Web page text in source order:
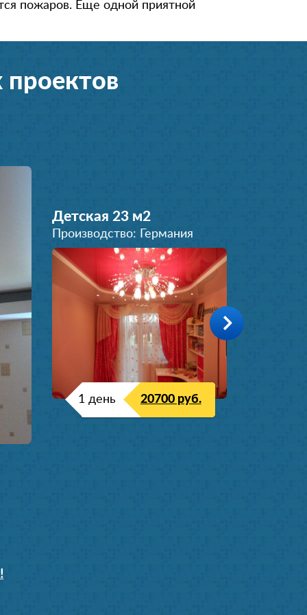
8 (964) 290-**-*3
91615***12
пожаров. Еще одной приятной
проектов
Детская 23 м2
Производство: Германия
1 день 20700 руб.